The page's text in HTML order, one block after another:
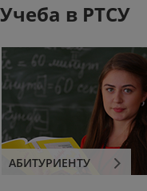
Учеба в РТСУ
АБИТУРИЕНТУ